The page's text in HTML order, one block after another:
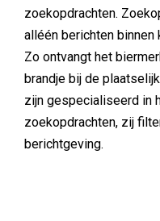
zoekopdrachten.
alléén berichten binnen
Zo ontvangt het
brandje bij de
zijn gespecialiseerd in
zoekopdrachten, zij
berichtgeving.